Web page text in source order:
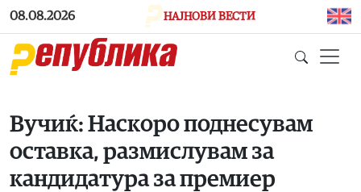
Skip to main content
08.08.2026 НАЈНОВИ ВЕСТИ
Вучиќ: Наскоро поднесувам
оставка, размислувам за
кандидатура за премиер